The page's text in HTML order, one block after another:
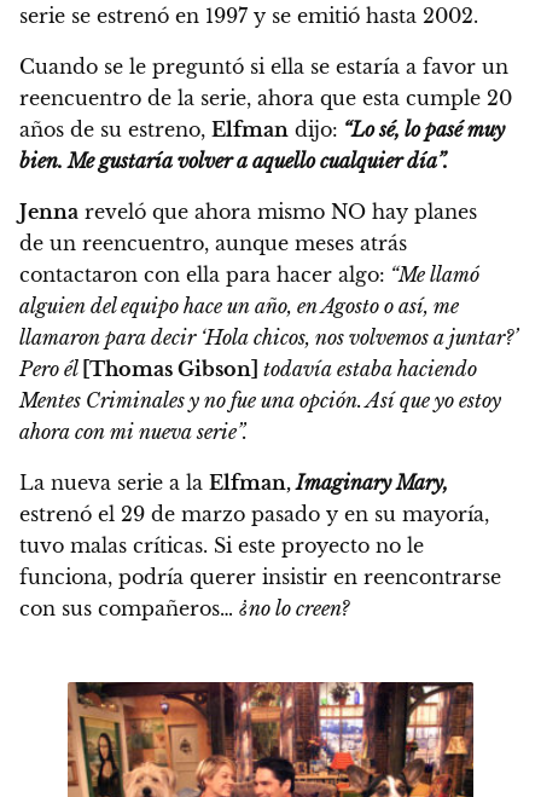
serie se estrenó en 1997 y se emitió hasta 2002.
Cuando se le preguntó si ella se estaría a favor un
reencuentro de la serie, ahora que esta cumple 20
años de su estreno, Elfman dijo: “Lo sé, lo pasé muy
bien. Me gustaría volver a aquello cualquier día”.
Jenna reveló que ahora mismo NO hay planes
de un reencuentro, aunque meses atrás
contactaron con ella para hacer algo: “Me llamó
alguien del equipo hace un año, en Agosto o así, me
llamaron para decir ‘Hola chicos, nos volvemos a juntar?’
Pero él [Thomas Gibson] todavía estaba haciendo
Mentes Criminales y no fue una opción. Así que yo estoy
ahora con mi nueva serie”.
La nueva serie a la Elfman,Imaginary Mary,
estrenó el 29 de marzo pasado y en su mayoría,
tuvo malas críticas. Si este proyecto no le
funciona, podría querer insistir en reencontrarse
con sus compañeros… ¿no lo creen?